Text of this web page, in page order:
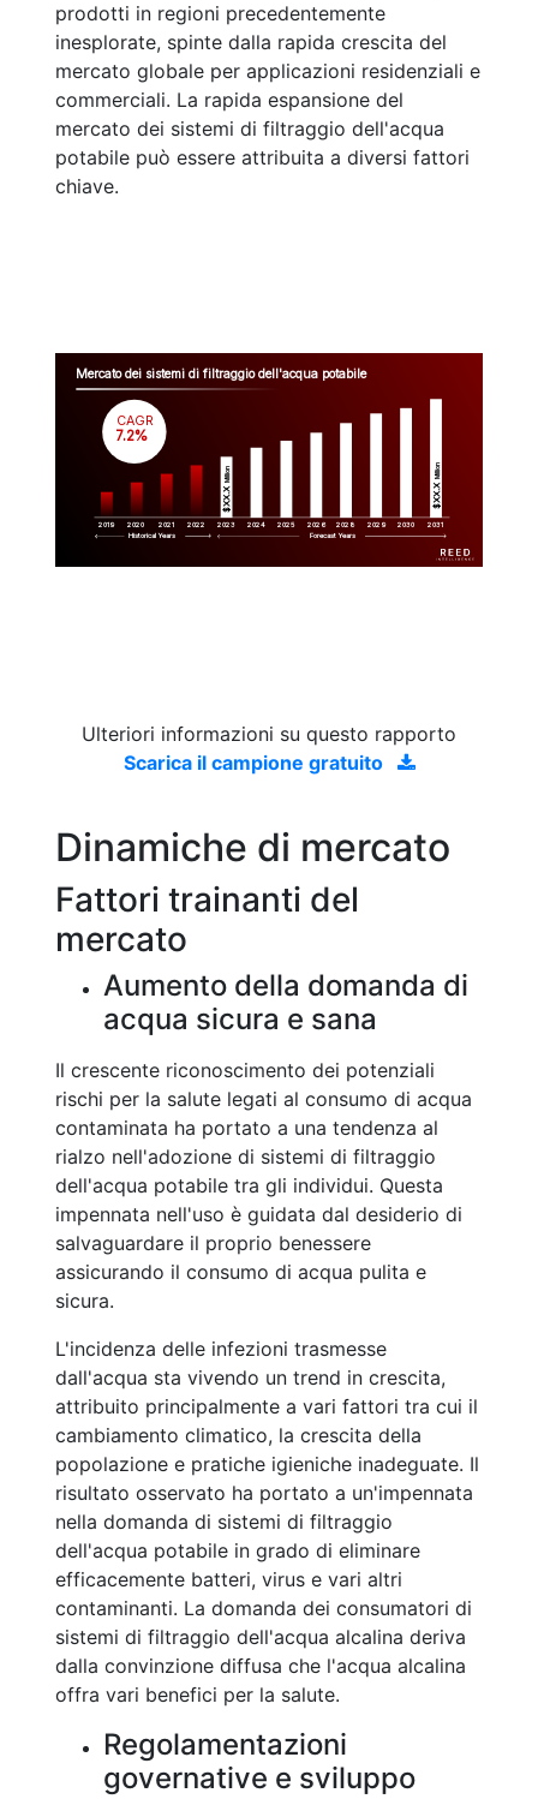
prodotti in regioni precedentemente
inesplorate, spinte dalla rapida crescita del
mercato globale per applicazioni residenziali e
commerciali. La rapida espansione del
mercato dei sistemi di filtraggio dell'acqua
potabile può essere attribuita a diversi fattori
chiave.
Mercato dei sistemi di filtraggio dell'acqua potabile
2019 2020 2021 2022 2023 2024 2025 2026 2028 2029 2030 2031
$XX.X
Million
$XX.X
Million
CAGR
7.2%
Historical Years Forecast Years
Ulteriori informazioni su questo rapporto
Scarica il campione gratuito
Dinamiche di mercato
Fattori trainanti del
mercato
Aumento della domanda di
acqua sicura e sana
Il crescente riconoscimento dei potenziali
rischi per la salute legati al consumo di acqua
contaminata ha portato a una tendenza al
rialzo nell'adozione di sistemi di filtraggio
dell'acqua potabile tra gli individui. Questa
impennata nell'uso è guidata dal desiderio di
salvaguardare il proprio benessere
assicurando il consumo di acqua pulita e
sicura.
L'incidenza delle infezioni trasmesse
dall'acqua sta vivendo un trend in crescita,
attribuito principalmente a vari fattori tra cui il
cambiamento climatico, la crescita della
popolazione e pratiche igieniche inadeguate. Il
risultato osservato ha portato a un'impennata
nella domanda di sistemi di filtraggio
dell'acqua potabile in grado di eliminare
efficacemente batteri, virus e vari altri
contaminanti. La domanda dei consumatori di
sistemi di filtraggio dell'acqua alcalina deriva
dalla convinzione diffusa che l'acqua alcalina
offra vari benefici per la salute.
Regolamentazioni
governative e sviluppo